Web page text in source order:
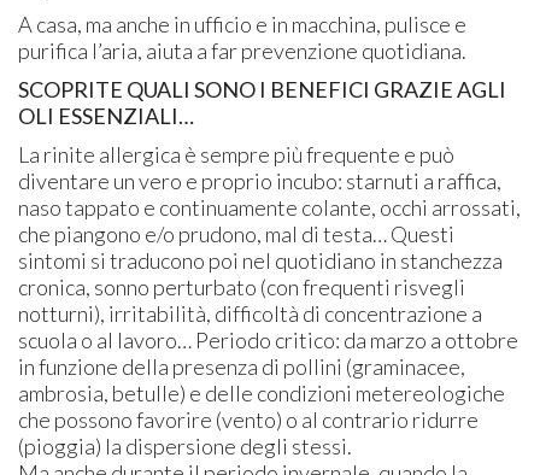
A casa, ma anche in ufficio e in macchina, pulisce e
purifica l’aria, aiuta a far prevenzione quotidiana.
SCOPRITE QUALI SONO I BENEFICI GRAZIE AGLI
OLI ESSENZIALI…
La rinite allergica è sempre più frequente e può
diventare un vero e proprio incubo: starnuti a raffica,
naso tappato e continuamente colante, occhi arrossati,
che piangono e/o prudono, mal di testa… Questi
sintomi si traducono poi nel quotidiano in stanchezza
cronica, sonno perturbato (con frequenti risvegli
notturni), irritabilità, difficoltà di concentrazione a
scuola o al lavoro… Periodo critico: da marzo a ottobre
in funzione della presenza di pollini (graminacee,
ambrosia, betulle) e delle condizioni metereologiche
che possono favorire (vento) o al contrario ridurre
(pioggia) la dispersione degli stessi.